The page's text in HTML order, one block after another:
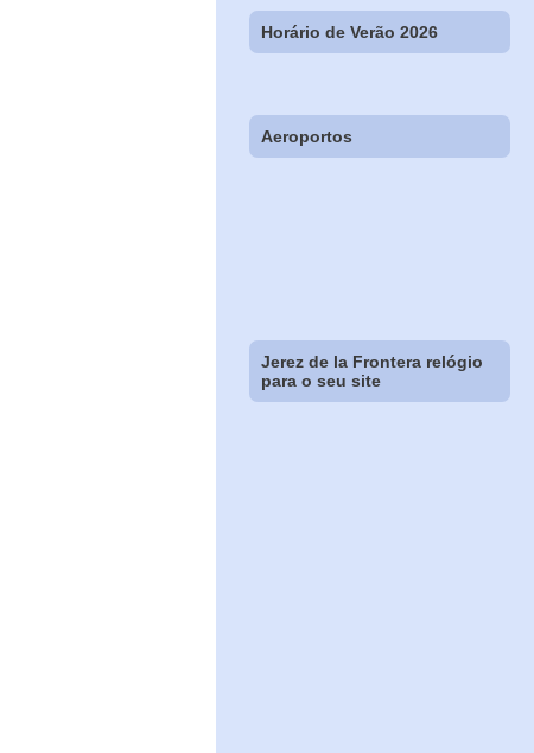
Horário de Verão 2026
Aeroportos
Jerez de la Frontera relógio
para o seu site